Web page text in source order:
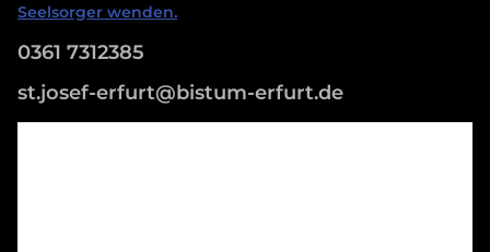
Seelsorger wenden.
0361 7312385
st.josef-erfurt@bistum-erfurt.de